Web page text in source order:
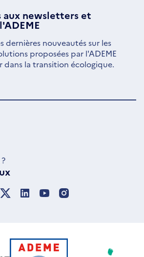
aux newsletterset
dernières nouveautés sur les
proposées par l'ADEME
dans la transition écologique.